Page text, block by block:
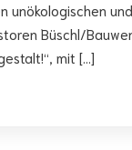
unökologischen
Büschl/
mit […]